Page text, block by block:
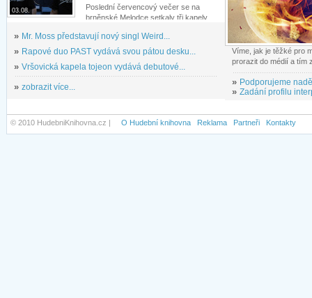
03.08.
Poslední červencový večer se na
brněnské Melodce setkaly tři kapely...
» Mr. Moss představují nový singl Weird...
» Rapové duo PAST vydává svou pátou desku...
» Vršovická kapela tojeon vydává debutové...
» zobrazit více...
Víme, jak je těžké pro
prorazit do médií a tím
» Podporujeme
» Zadání profilu
© 2010 HudebniKnihovna.cz | O Hudební knihovna Reklama Partneři Kontakty